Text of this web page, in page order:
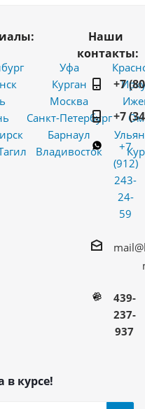
Уфа
Курган
Москва
Санкт-Петербург
Барнаул
Владивосток
Наши
контакты:
+7
+7
+7
(912)
243-
24-
59
439-
237-
937
в курсе!